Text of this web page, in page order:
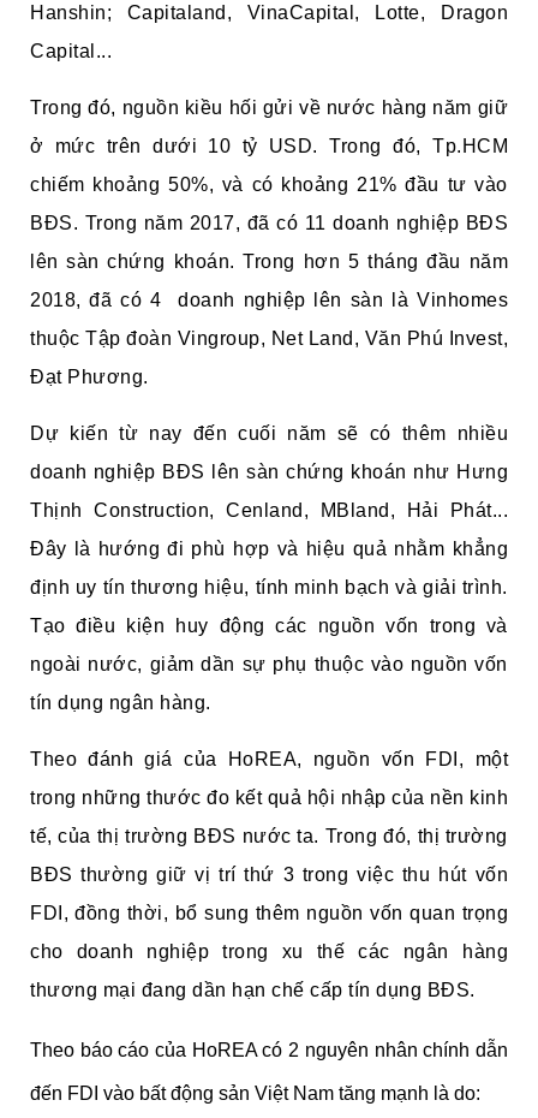
Hanshin; Capitaland, VinaCapital, Lotte, Dragon
Capital...
Trong đó, nguồn kiều hối gửi về nước hàng năm giữ
ở mức trên dưới 10 tỷ USD. Trong đó, Tp.HCM
chiếm khoảng 50%, và có khoảng 21% đầu tư vào
BĐS. Trong năm 2017, đã có 11 doanh nghiệp BĐS
lên sàn chứng khoán. Trong hơn 5 tháng đầu năm
2018, đã có 4 doanh nghiệp lên sàn là Vinhomes
thuộc Tập đoàn Vingroup, Net Land, Văn Phú Invest,
Đạt Phương.
Dự kiến từ nay đến cuối năm sẽ có thêm nhiều
doanh nghiệp BĐS lên sàn chứng khoán như Hưng
Thịnh Construction, Cenland, MBland, Hải Phát...
Đây là hướng đi phù hợp và hiệu quả nhằm khẳng
định uy tín thương hiệu, tính minh bạch và giải trình.
Tạo điều kiện huy động các nguồn vốn trong và
ngoài nước, giảm dần sự phụ thuộc vào nguồn vốn
tín dụng ngân hàng.
Theo đánh giá của HoREA, nguồn vốn FDI, một
trong những thước đo kết quả hội nhập của nền kinh
tế, của thị trường BĐS nước ta. Trong đó, thị trường
BĐS thường giữ vị trí thứ 3 trong việc thu hút vốn
FDI, đồng thời, bổ sung thêm nguồn vốn quan trọng
cho doanh nghiệp trong xu thế các ngân hàng
thương mại đang dần hạn chế cấp tín dụng BĐS.
Theo báo cáo của HoREA có 2 nguyên nhân chính dẫn
đến FDI vào bất động sản Việt Nam tăng mạnh là do: